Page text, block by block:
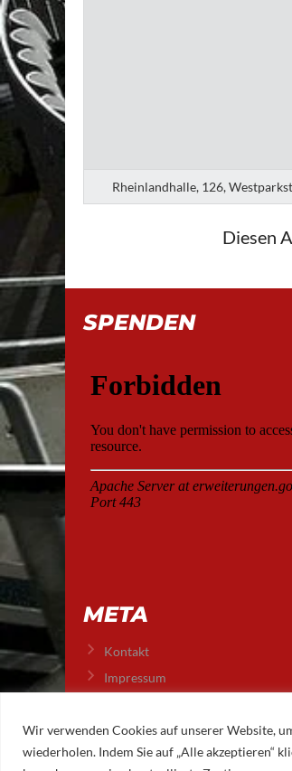
Wir verwenden Cookies auf unserer Website,
wiederholen. Indem Sie auf „Alle akzeptieren“
Rheinlandhalle, 126,
Diesen
SPENDEN
META
Kontakt
Impressum
© 2026 AUGSBURGER EISLAUFVEREIN E.V.